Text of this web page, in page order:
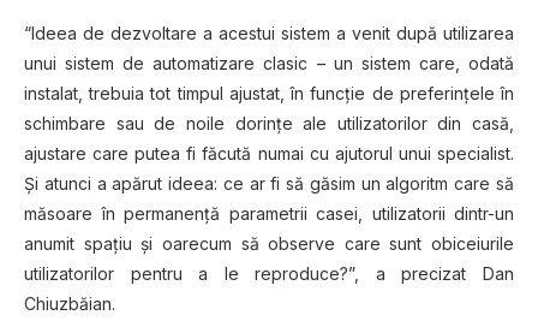
“Ideea de dezvoltare a acestui sistem a venit după utilizarea
unui sistem de automatizare clasic – un sistem care, odată
instalat, trebuia tot timpul ajustat, în funcţie de preferinţele în
schimbare sau de noile dorinţe ale utilizatorilor din casă,
ajustare care putea fi făcută numai cu ajutorul unui specialist.
Şi atunci a apărut ideea: ce ar fi să găsim un algoritm care să
măsoare în permanenţă parametrii casei, utilizatorii dintr-un
anumit spaţiu şi oarecum să observe care sunt obiceiurile
utilizatorilor pentru a le reproduce?”, a precizat Dan
Chiuzbăian.